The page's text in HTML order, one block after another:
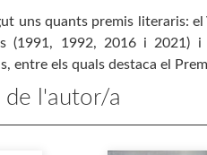
uns quants premis literaris:
(1991, 1992, 2016 i 2021)
entre els quals destaca el
de l'autor/a